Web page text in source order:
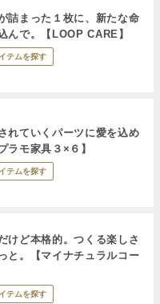
詰まった１枚に、新たな命
んで。【LOOP CARE】
テムを探す
れていくパーツに愛を込め
ラモ家具３×６】
テムを探す
けど本格的。つくる楽しさ
と。【マイナチュラルコー
テムを探す